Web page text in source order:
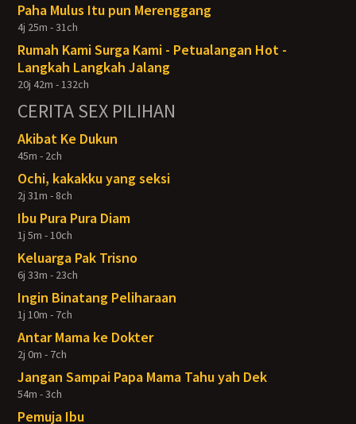
Paha Mulus Itu pun Merenggang
4j 25m - 31ch
Rumah Kami Surga Kami - Petualangan Hot -
Langkah Langkah Jalang
20j 42m - 132ch
CERITA SEX PILIHAN
Akibat Ke Dukun
45m - 2ch
Ochi, kakakku yang seksi
2j 31m - 8ch
Ibu Pura Pura Diam
1j 5m - 10ch
Keluarga Pak Trisno
6j 33m - 23ch
Ingin Binatang Peliharaan
1j 10m - 7ch
Antar Mama ke Dokter
2j 0m - 7ch
Jangan Sampai Papa Mama Tahu yah Dek
54m - 3ch
Pemuja Ibu